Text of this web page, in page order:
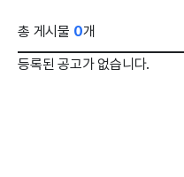
총 게시물 0개
등록된 공고가 없습니다.